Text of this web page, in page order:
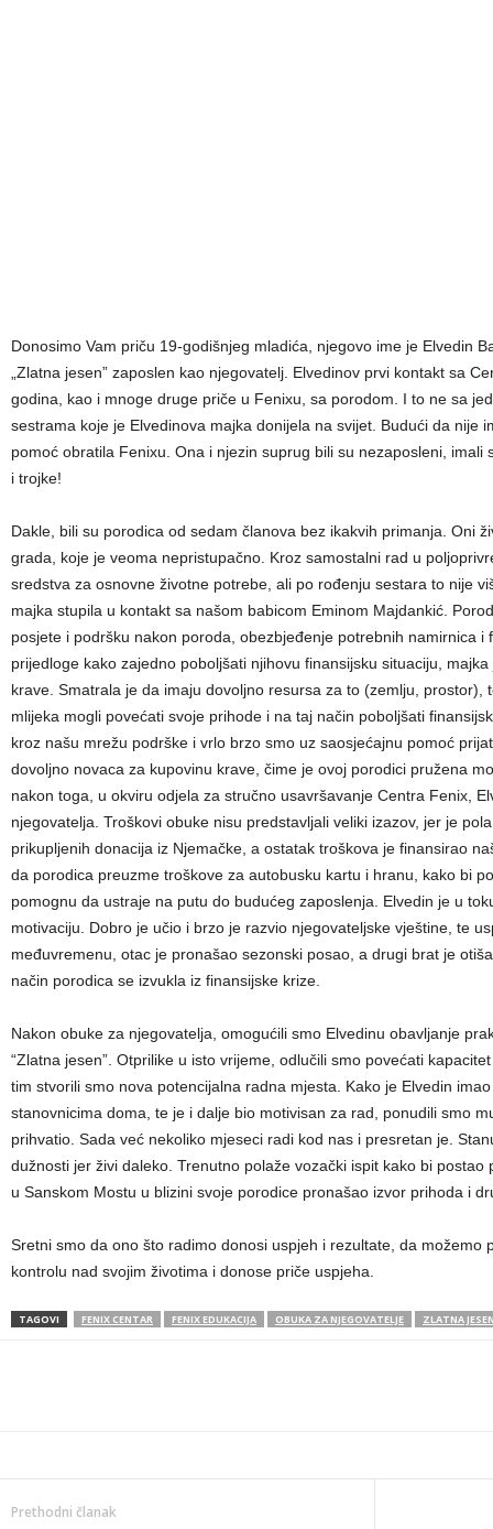
Donosimo Vam priču 19-godišnjeg mladića, njegovo ime je Elvedin
„Zlatna jesen” zaposlen kao njegovatelj. Elvedinov prvi kontakt sa
godina, kao i mnoge druge priče u Fenixu, sa porodom. I to ne sa
sestrama koje je Elvedinova majka donijela na svijet. Budući da nije
pomoć obratila Fenixu. Ona i njezin suprug bili su nezaposleni, imali
i trojke!
Dakle, bili su porodica od sedam članova bez ikakvih primanja. Oni
grada, koje je veoma nepristupačno. Kroz samostalni rad u
sredstva za osnovne životne potrebe, ali po rođenju sestara to nije
majka stupila u kontakt sa našom babicom Eminom Majdankić.
posjete i podršku nakon poroda, obezbjeđenje potrebnih namirnica i
prijedloge kako zajedno poboljšati njihovu finansijsku situaciju,
krave. Smatrala je da imaju dovoljno resursa za to (zemlju, prostor),
mlijeka mogli povećati svoje prihode i na taj način poboljšati
kroz našu mrežu podrške i vrlo brzo smo uz saosjećajnu pomoć
dovoljno novaca za kupovinu krave, čime je ovoj porodici pružena
nakon toga, u okviru odjela za stručno usavršavanje Centra Fenix,
njegovatelja. Troškovi obuke nisu predstavljali veliki izazov, jer je
prikupljenih donacija iz Njemačke, a ostatak troškova je finansirao
da porodica preuzme troškove za autobusku kartu i hranu, kako bi
pomognu da ustraje na putu do budućeg zaposlenja. Elvedin je u
motivaciju. Dobro je učio i brzo je razvio njegovateljske vještine, te
međuvremenu, otac je pronašao sezonski posao, a drugi brat je
način porodica se izvukla iz finansijske krize.
Nakon obuke za njegovatelja, omogućili smo Elvedinu obavljanje
“Zlatna jesen”. Otprilike u isto vrijeme, odlučili smo povećati
tim stvorili smo nova potencijalna radna mjesta. Kako je Elvedin
stanovnicima doma, te je i dalje bio motivisan za rad, ponudili smo
prihvatio. Sada već nekoliko mjeseci radi kod nas i presretan je.
dužnosti jer živi daleko. Trenutno polaže vozački ispit kako bi
u Sanskom Mostu u blizini svoje porodice pronašao izvor prihoda i
Sretni smo da ono što radimo donosi uspjeh i rezultate, da možemo
kontrolu nad svojim životima i donose priče uspjeha.
TAGOVI FENIX CENTAR FENIX EDUKACIJA OBUKA ZA NJEGOVATELJE ZLATNA
Prethodni članak